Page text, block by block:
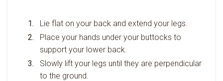
Lie flat on your back and extend your legs.
Place your hands under your buttocks to
support your lower back.
Slowly lift your legs until they are perpendicular
to the ground.